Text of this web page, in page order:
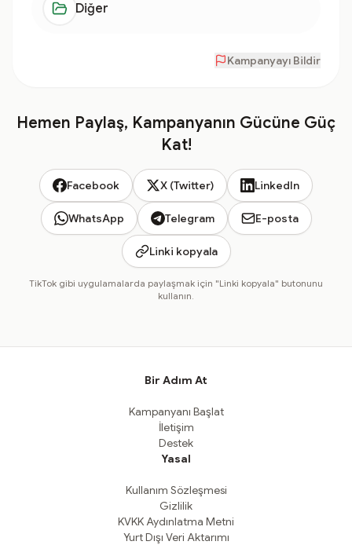
Diğer
Kampanyayı Bildir
Hemen Paylaş, Kampanyanın Gücüne Güç
Kat!
Facebook X (Twitter) LinkedIn
WhatsApp Telegram E-posta
Linki kopyala
TikTok gibi uygulamalarda paylaşmak için "Linki kopyala" butonunu
kullanın.
Bir Adım At
Kampanyanı Başlat
İletişim
Destek
Yasal
Kullanım Sözleşmesi
Gizlilik
KVKK Aydınlatma Metni
Yurt Dışı Veri Aktarımı